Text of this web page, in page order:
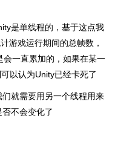
是单线程的，基于这点我
游戏运行期间的总帧数，
一直累加的，如果在某一
以认为Unity已经卡死了
就需要用另一个线程用来
不会变化了